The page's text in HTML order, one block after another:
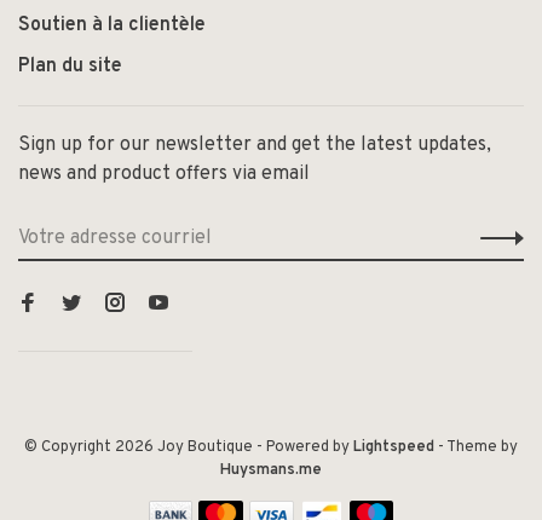
Soutien à la clientèle
Plan du site
Sign up for our newsletter and get the latest updates,
news and product offers via email
© Copyright 2026 Joy Boutique - Powered byLightspeed - Theme by
Huysmans.me